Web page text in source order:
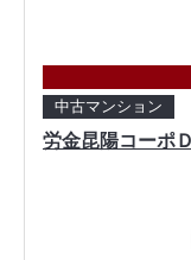
中古マンション
労金昆陽コーポ